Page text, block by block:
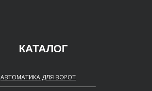
КАТАЛОГ
АВТОМАТИКА ДЛЯ ВОРОТ